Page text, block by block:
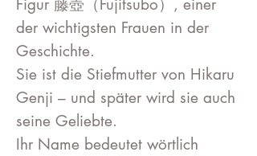
Figur 藤壺（Fujitsubo）, einer
der wichtigsten Frauen in der
Geschichte.
Sie ist die Stiefmutter von Hikaru
Genji – und später wird sie auch
seine Geliebte.
Ihr Name bedeutet wörtlich